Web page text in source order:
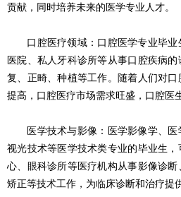
贡献，同时培养未来的医学专业人才。
口腔医疗领域：口腔医学专业毕业
医院、私人牙科诊所等从事口腔疾病
复、正畸、种植等工作。随着人们对
提高，口腔医疗市场需求旺盛，口腔医
医学技术与影像：医学影像学、医
视光技术等医学技术类专业的毕业生
心、眼科诊所等医疗机构从事影像诊
矫正等技术工作，为临床诊断和治疗提